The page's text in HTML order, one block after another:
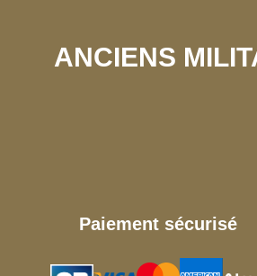
ANCIENS
Paiement sécurisé